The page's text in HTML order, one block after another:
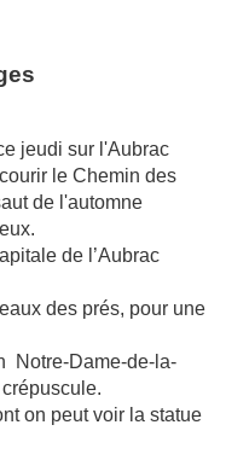
jeudi sur l'Aubrac
le Chemin des
de l'automne
de l’Aubrac
des prés, pour une
Notre-Dame-de-la-
on peut voir la statue